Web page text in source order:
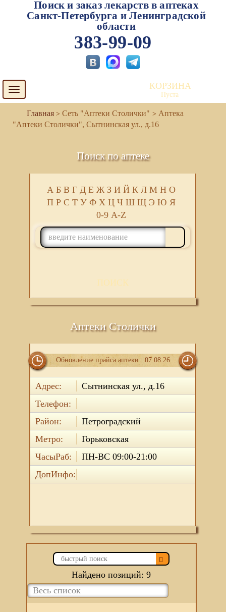
Поиск и заказ лекарств в аптеках
Санкт-Петербурга и Ленинградской
области
383-99-09
Toggle
navigation
КОРЗИНА
Пуста
Сеть "Аптеки Столички"
Аптека
"Аптеки Столички", Сытнинская ул., д.16
Поиск по аптеке
А Б В Г Д Е Ж З И Й К Л М Н О
П Р С Т У Ф Х Ц Ч Ш Щ Э Ю Я
0-9 A-Z
ПОИСК
Аптеки Столички
Обновление прайса аптеки : 07.08.26
Адрес:
Сытнинская ул., д.16
Телефон:
Район:
Петроградский
Метро:
Горьковская
ЧасыРаб:
ПН-ВС 09:00-21:00
ДопИнфо:
Найдено позиций: 9